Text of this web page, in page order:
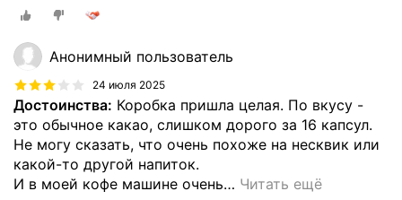
Анонимный пользователь
24 июля 2025
Достоинства: Коробка пришла целая. По вкусу -
это обычное какао, слишком дорого за 16 капсул.
Не могу сказать, что очень похоже на несквик или
какой-то другой напиток.
И в моей кофе машине очень… Читать ещё